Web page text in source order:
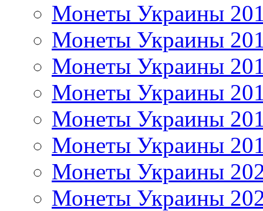
Монеты Украины
Монеты Украины
Монеты Украины
Монеты Украины
Монеты Украины
Монеты Украины
Монеты Украины
Монеты Украины